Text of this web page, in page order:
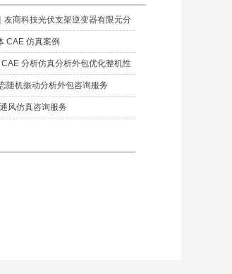
商科技光伏支架逆变器有限元分
CAE 仿真案例
分析仿真分析外包优化整机性
随机振动分析外包咨询服务
风仿真咨询服务